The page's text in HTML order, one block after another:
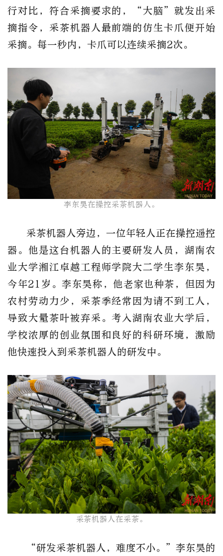
行对比，符合采摘要求的，“大脑”就发出采
摘指令，采茶机器人最前端的仿生卡爪便开始
采摘。每一秒内，卡爪可以连续采摘2次。
李东昊在操控采茶机器人。​
采茶机器人旁边，一位年轻人正在操控遥控
器。他是这台机器人的主要研发人员，湖南农
业大学湘江卓越工程师学院大二学生李东昊，
今年21岁。李东昊称，他老家也种茶，但因为
农村劳动力少，采茶季经常因为请不到工人，
导致大量茶叶被弃采。考入湖南农业大学后，
学校浓厚的创业氛围和良好的科研环境，激励
他快速投入到采茶机器人的研发中。
​采茶机器人在采茶。
“研发采茶机器人，难度不小。”李东昊的